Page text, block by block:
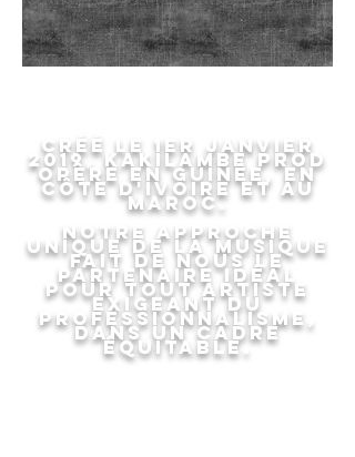
Créé le 1er janvier
2019, Kakilambe Prod
opère en Guinée, en
Côte d'Ivoire et au
Maroc.
Notre approche
unique de la musique
fait de nous le
partenaire idéal
pour tout artiste
exigeant du
professionnalisme,
dans un cadre
équitable.